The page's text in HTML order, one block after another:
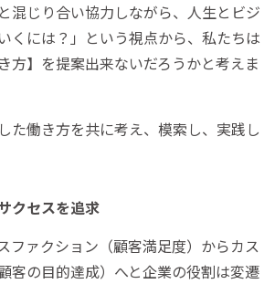
混じり合い協力しながら、人生とビジ
くには？」という視点から、私たちは
方】を提案出来ないだろうかと考えま
た働き方を共に考え、模索し、実践し
クセスを追求
ファクション（顧客満足度）からカス
客の目的達成）へと企業の役割は変遷